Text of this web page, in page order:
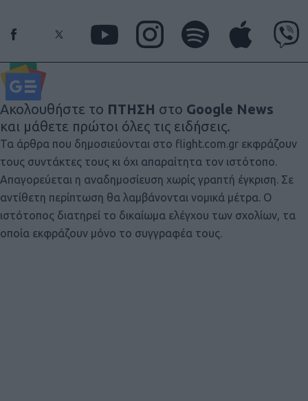
Ακολουθήστε το ΠΤΗΣΗ στο Google News
και μάθετε πρώτοι όλες τις ειδήσεις.
Τα άρθρα που δημοσιεύονται στο flight.com.gr εκφράζουν
τους συντάκτες τους κι όχι απαραίτητα τον ιστότοπο.
Απαγορεύεται η αναδημοσίευση χωρίς γραπτή έγκριση. Σε
αντίθετη περίπτωση θα λαμβάνονται νομικά μέτρα. Ο
ιστότοπος διατηρεί το δικαίωμα ελέγχου των σχολίων, τα
οποία εκφράζουν μόνο το συγγραφέα τους.